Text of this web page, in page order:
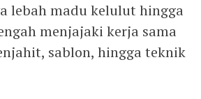
lebah madu kelulut hingga
menjajaki kerja sama
sablon, hingga teknik